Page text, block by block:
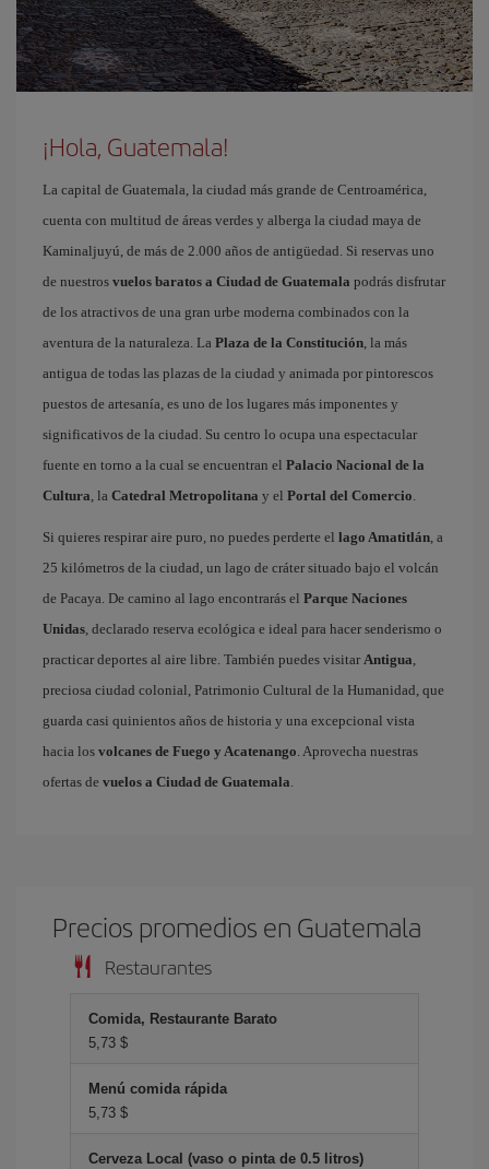
¡Hola, Guatemala!
La capital de Guatemala, la ciudad más grande de Centroamérica,
cuenta con multitud de áreas verdes y alberga la ciudad maya de
Kaminaljuyú, de más de 2.000 años de antigüedad. Si reservas uno
de nuestros vuelos baratos a Ciudad de Guatemala podrás disfrutar
de los atractivos de una gran urbe moderna combinados con la
aventura de la naturaleza. La Plaza de la Constitución, la más
antigua de todas las plazas de la ciudad y animada por pintorescos
puestos de artesanía, es uno de los lugares más imponentes y
significativos de la ciudad. Su centro lo ocupa una espectacular
fuente en torno a la cual se encuentran el Palacio Nacional de la
Cultura, la Catedral Metropolitana y el Portal del Comercio.
Si quieres respirar aire puro, no puedes perderte el lago Amatitlán, a
25 kilómetros de la ciudad, un lago de cráter situado bajo el volcán
de Pacaya. De camino al lago encontrarás el Parque Naciones
Unidas, declarado reserva ecológica e ideal para hacer senderismo o
practicar deportes al aire libre. También puedes visitar Antigua,
preciosa ciudad colonial, Patrimonio Cultural de la Humanidad, que
guarda casi quinientos años de historia y una excepcional vista
hacia los volcanes de Fuego y Acatenango. Aprovecha nuestras
ofertas de vuelos a Ciudad de Guatemala.
Precios promedios en Guatemala
Restaurantes
Comida, Restaurante Barato
5,73 $
Menú comida rápida
5,73 $
Cerveza Local (vaso o pinta de 0.5 litros)